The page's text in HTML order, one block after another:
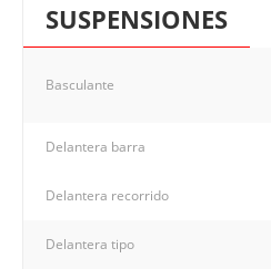
SUSPENSIONES
Basculante
Delantera barra
Delantera recorrido
Delantera tipo